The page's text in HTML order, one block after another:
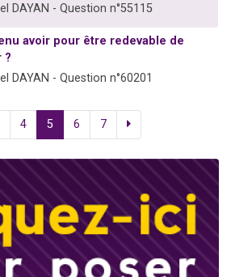
DAYAN - Question n°55115
avoir pour être redevable de
?
DAYAN - Question n°60201
4 5 6 7